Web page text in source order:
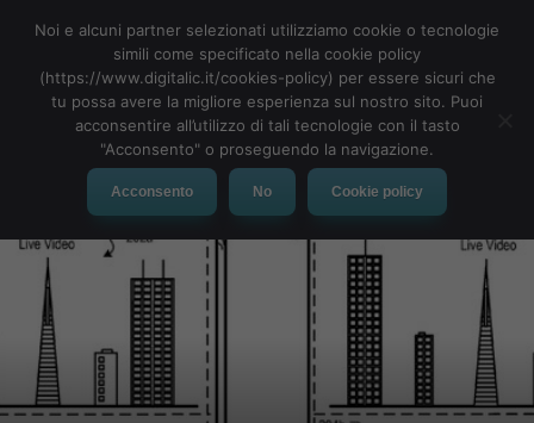
MENU
Noi e alcuni partner selezionati utilizziamo cookie o tecnologie
simili come specificato nella cookie policy
(https://www.digitalic.it/cookies-policy) per essere sicuri che
tu possa avere la migliore esperienza sul nostro sito. Puoi
acconsentire all’utilizzo di tali tecnologie con il tasto
"Acconsento" o proseguendo la navigazione.
Acconsento No Cookie policy